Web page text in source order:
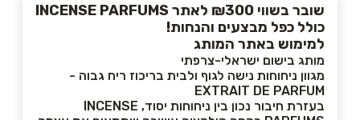
שובר בשווי ₪300 לאתר INCENSE PARFUMS
כולל כפל מבצעים והנחות!
למימוש באתר המותג
מותג בישום ישראלי-צרפתי
מגוון ניחוחות נישה לגוף ולבית בריכוז ריח גבוה -
EXTRAIT DE PARFUM
בעזרת חיבור נכון בין ניחוחות יסוד, INCENSE